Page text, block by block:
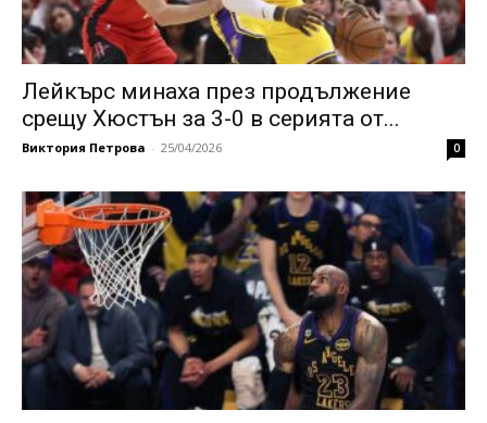
Лейкърс минаха през продължение
срещу Хюстън за 3-0 в серията от...
Виктория Петрова - 25/04/2026 0